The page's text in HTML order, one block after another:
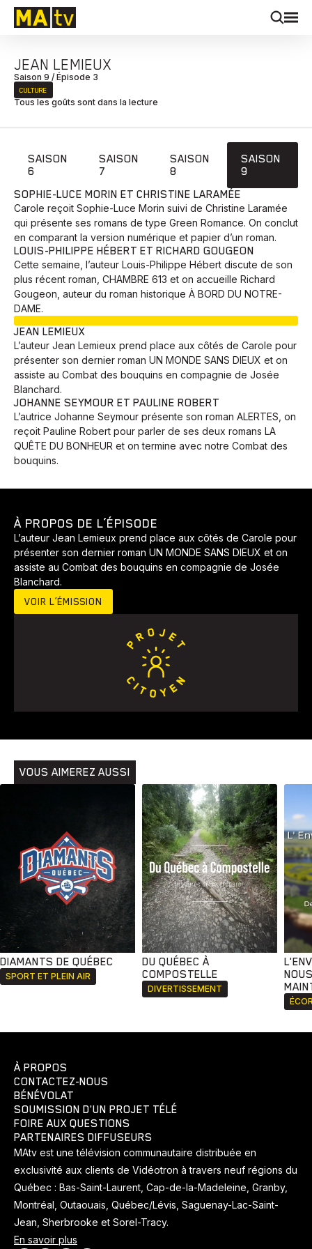
Bingo Communauté
JEAN LEMIEUX
Saison 9 / Épisode 3
CULTURE
Tous les goûts sont dans la lecture
SAISON
6
SAISON
7
SAISON
8
SAISON
9
SOPHIE-LUCE MORIN ET CHRISTINE LARAMÉE
Carole reçoit Sophie-Luce Morin suivi de Christine Laramée
qui présente ses romans de type Green Romance. On conclut
en comparant la version numérique et papier d’un roman.
LOUIS-PHILIPPE HÉBERT ET RICHARD GOUGEON
Cette semaine, l’auteur Louis-Philippe Hébert discute de son
plus récent roman, CHAMBRE 613 et on accueille Richard
Gougeon, auteur du roman historique À BORD DU NOTRE-
DAME.
JEAN LEMIEUX
L’auteur Jean Lemieux prend place aux côtés de Carole pour
présenter son dernier roman UN MONDE SANS DIEUX et on
assiste au Combat des bouquins en compagnie de Josée
Blanchard.
JOHANNE SEYMOUR ET PAULINE ROBERT
L’autrice Johanne Seymour présente son roman ALERTES, on
reçoit Pauline Robert pour parler de ses deux romans LA
QUÊTE DU BONHEUR et on termine avec notre Combat des
bouquins.
À PROPOS DE L’ÉPISODE
L’auteur Jean Lemieux prend place aux côtés de Carole pour
présenter son dernier roman UN MONDE SANS DIEUX et on
assiste au Combat des bouquins en compagnie de Josée
Blanchard.
VOIR L’ÉMISSION
VOUS AIMEREZ AUSSI
DIAMANTS DE QUÉBEC
SPORT ET PLEIN AIR
DU QUÉBEC À
COMPOSTELLE
DIVERTISSEMENT
À PROPOS
CONTACTEZ-NOUS
BÉNÉVOLAT
SOUMISSION D'UN PROJET TÉLÉ
FOIRE AUX QUESTIONS
PARTENAIRES DIFFUSEURS
MAtv est une télévision communautaire distribuée en
exclusivité aux clients de Vidéotron à travers neuf régions du
Québec : Bas-Saint-Laurent, Cap-de-la-Madeleine, Granby,
Montréal, Outaouais, Québec/Lévis, Saguenay-Lac-Saint-
Jean, Sherbrooke et Sorel-Tracy.
En savoir plus